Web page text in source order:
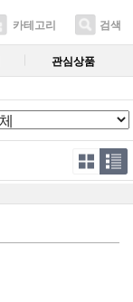
카테고리 검색
관심상품